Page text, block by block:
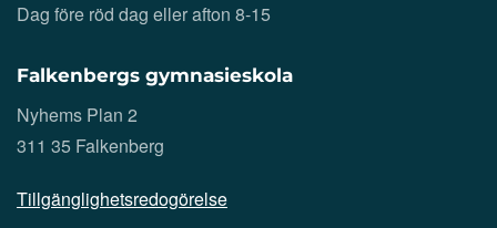
Dag före röd dag eller afton 8-15
Falkenbergs gymnasieskola
Nyhems Plan 2
311 35 Falkenberg
Tillgänglighetsredogörelse